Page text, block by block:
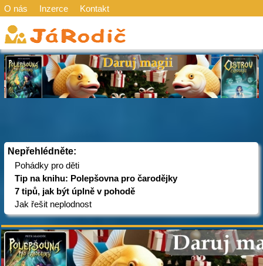
O nás Inzerce Kontakt
Nepřehlédněte:
Pohádky pro děti
Tip na knihu: Polepšovna pro čarodějky
7 tipů, jak být úplně v pohodě
Jak řešit neplodnost